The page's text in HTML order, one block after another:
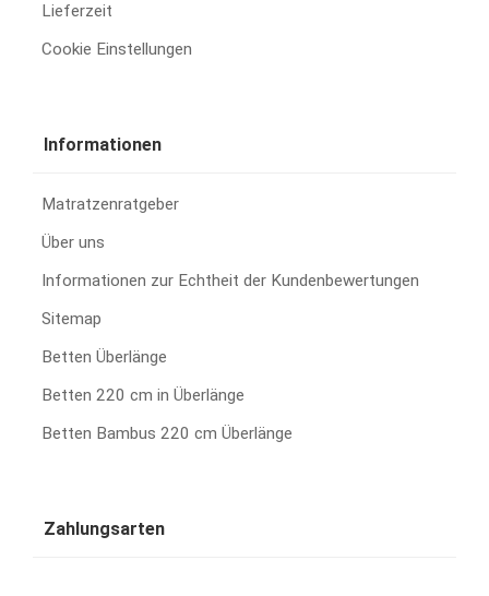
Lieferzeit
Cookie Einstellungen
Informationen
Matratzenratgeber
Über uns
Informationen zur Echtheit der Kundenbewertungen
Sitemap
Betten Überlänge
Betten 220 cm in Überlänge
Betten Bambus 220 cm Überlänge
Zahlungsarten